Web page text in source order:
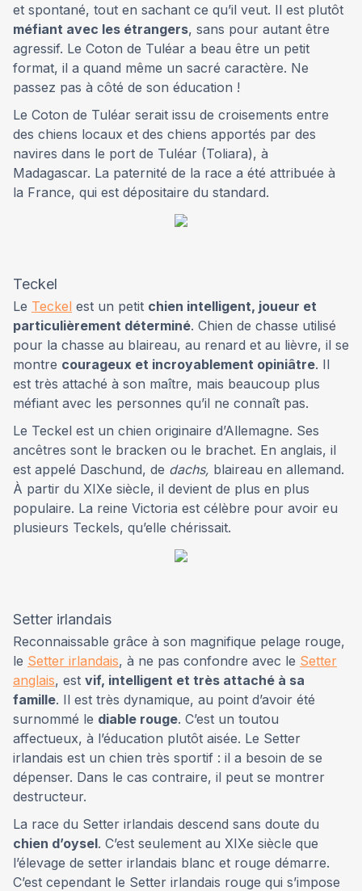
et spontané, tout en sachant ce qu’il veut. Il est plutôt
méfiant avec les étrangers, sans pour autant être
agressif. Le Coton de Tuléar a beau être un petit
format, il a quand même un sacré caractère. Ne
passez pas à côté de son éducation !
Le Coton de Tuléar serait issu de croisements entre
des chiens locaux et des chiens apportés par des
navires dans le port de Tuléar (Toliara), à
Madagascar. La paternité de la race a été attribuée à
la France, qui est dépositaire du standard.
Teckel
Le Teckel est un petit chien intelligent, joueur et
particulièrement déterminé. Chien de chasse utilisé
pour la chasse au blaireau, au renard et au lièvre, il se
montre courageux et incroyablement opiniâtre. Il
est très attaché à son maître, mais beaucoup plus
méfiant avec les personnes qu’il ne connaît pas.
Le Teckel est un chien originaire d’Allemagne. Ses
ancêtres sont le bracken ou le brachet. En anglais, il
est appelé Daschund, de dachs, blaireau en allemand.
À partir du XIXe siècle, il devient de plus en plus
populaire. La reine Victoria est célèbre pour avoir eu
plusieurs Teckels, qu’elle chérissait.
Setter irlandais
Reconnaissable grâce à son magnifique pelage rouge,
le Setter irlandais, à ne pas confondre avec le Setter
anglais, est vif, intelligent et très attaché à sa
famille. Il est très dynamique, au point d’avoir été
surnommé le diable rouge. C’est un toutou
affectueux, à l’éducation plutôt aisée. Le Setter
irlandais est un chien très sportif : il a besoin de se
dépenser. Dans le cas contraire, il peut se montrer
destructeur.
La race du Setter irlandais descend sans doute du
chien d’oysel. C’est seulement au XIXe siècle que
l’élevage de setter irlandais blanc et rouge démarre.
C’est cependant le Setter irlandais rouge qui s’impose